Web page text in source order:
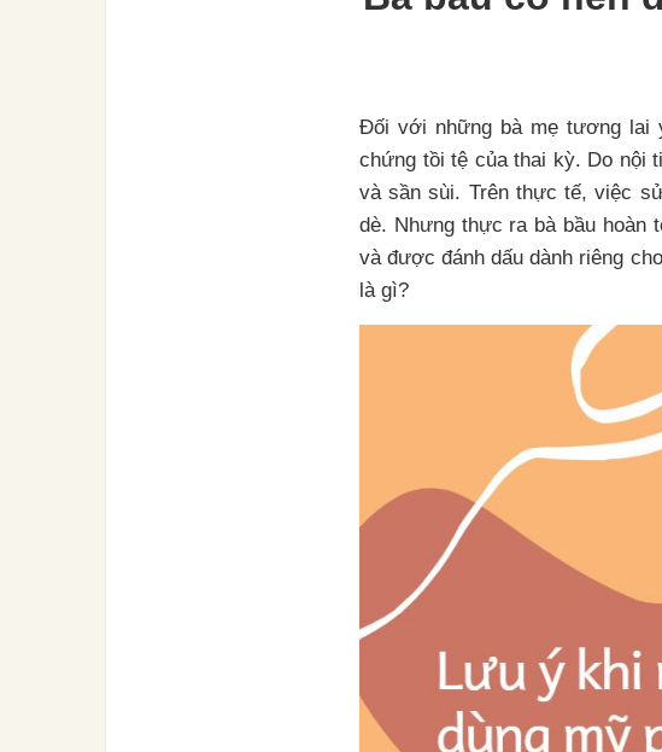
Đối với những bà mẹ tương lai
chứng tồi tệ của thai kỳ. Do nội
và sần sùi. Trên thực tế, việc
dè. Nhưng thực ra bà bầu hoàn
và được đánh dấu dành riêng
là gì?